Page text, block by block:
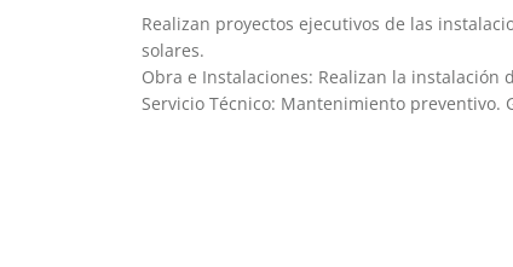
Realizan proyectos ejecutivos de las
solares.
Obra e Instalaciones: Realizan la
Servicio Técnico: Mantenimiento preventivo.